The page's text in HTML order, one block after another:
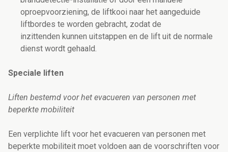
oproepvoorziening, de liftkooi naar het aangeduide
liftbordes te worden gebracht, zodat de
inzittenden kunnen uitstappen en de lift uit de normale
dienst wordt gehaald.
Speciale liften
Liften bestemd voor het evacueren van personen met
beperkte mobiliteit
Een verplichte lift voor het evacueren van personen met
beperkte mobiliteit moet voldoen aan de voorschriften voor